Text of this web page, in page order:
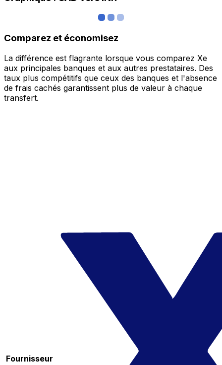
Comparez et économisez
La différence est flagrante lorsque vous comparez Xe
aux principales banques et aux autres prestataires. Des
taux plus compétitifs que ceux des banques et l'absence
de frais cachés garantissent plus de valeur à chaque
transfert.
Fournisseur